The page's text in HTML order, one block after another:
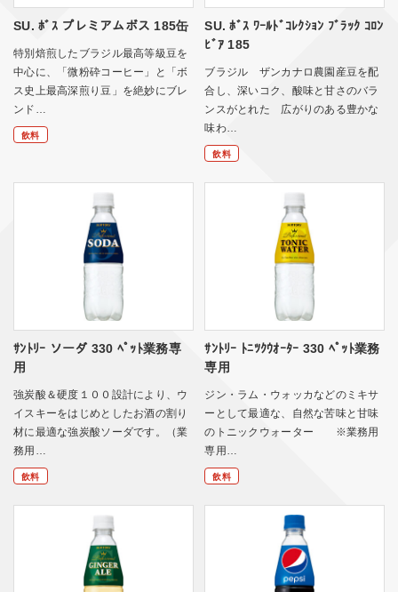
SU. ﾎﾞｽ プレミアムボス 185缶
特別焙煎したブラジル最高等級豆を
中心に、「微粉砕コーヒー」と「ボ
ス史上最高深煎り豆」を絶妙にブレ
ンド…
飲料
SU. ﾎﾞｽ ﾜｰﾙﾄﾞｺﾚｸｼｮﾝ ﾌﾞﾗｯｸ ｺﾛﾝ
ﾋﾞｱ 185
ブラジル ザンカナロ農園産豆を配
合し、深いコク、酸味と甘さのバラ
ンスがとれた 広がりのある豊かな
味わ…
飲料
ｻﾝﾄﾘｰ ソーダ 330 ﾍﾟｯﾄ業務専
用
強炭酸＆硬度１００設計により、ウ
イスキーをはじめとしたお酒の割り
材に最適な強炭酸ソーダです。（業
務用…
飲料
ｻﾝﾄﾘｰ ﾄﾆﾂｸｳｵｰﾀｰ 330 ﾍﾟｯﾄ業務
専用
ジン・ラム・ウォッカなどのミキサ
ーとして最適な、自然な苦味と甘味
のトニックウォーター ※業務用
専用…
飲料